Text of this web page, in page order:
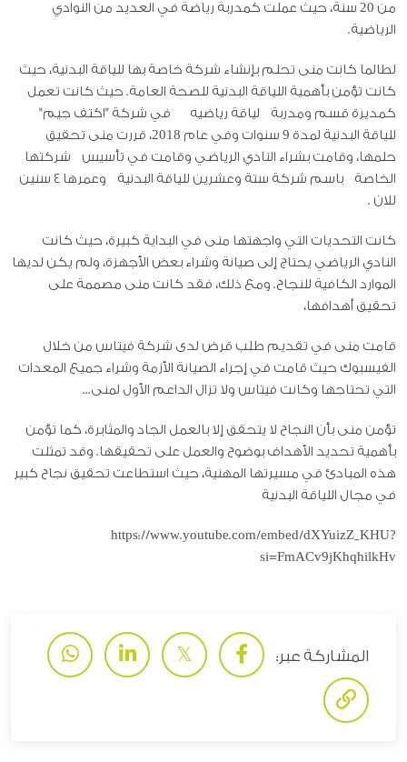
من 20 سنة، حيث عملت كمدربة رياضة في العديد من النوادي
الرياضية.
لطالما كانت منى تحلم بإنشاء شركة خاصة بها للياقة البدنية، حيث
كانت تؤمن بأهمية اللياقة البدنية للصحة العامة. حيث كانت تعمل
كمديرة قسم ومدربة لياقة رياضيه في شركة "اكتف جيم"
للياقة البدنية لمدة 9 سنوات وفي عام 2018، قررت منى تحقيق
حلمها، وقامت بشراء النادي الرياضي وقامت في تأسيس شركتها
الخاصة باسم شركة ستة وعشرين للياقة البدنية وعمرها ٤ سنين
للان .
كانت التحديات التي واجهتها منى في البداية كبيرة، حيث كانت
النادي الرياضي يحتاج إلى صيانة وشراء بعض الأجهزة، ولم يكن لديها
الموارد الكافية للنجاح. ومع ذلك، فقد كانت منى مصممة على
تحقيق أهدافها،
قامت منى في تقديم طلب قرض لدى شركة فيتاس من خلال
الفيسبوك حيث قامت في إجراء الصيانة الأزمة وشراء جميع المعدات
التي تحتاجها وكانت فيتاس ولا تزال الداعم الأول لمنى...
تؤمن منى بأن النجاح لا يتحقق إلا بالعمل الجاد والمثابرة، كما تؤمن
بأهمية تحديد الأهداف بوضوح والعمل على تحقيقها. وقد تمثلت
هذه المبادئ في مسيرتها المهنية، حيث استطاعت تحقيق نجاح كبير
في مجال اللياقة البدنية
https://www.youtube.com/embed/dXYuizZ_KHU?
si=FmACv9jKhqhilkHv
المشاركة عبر: